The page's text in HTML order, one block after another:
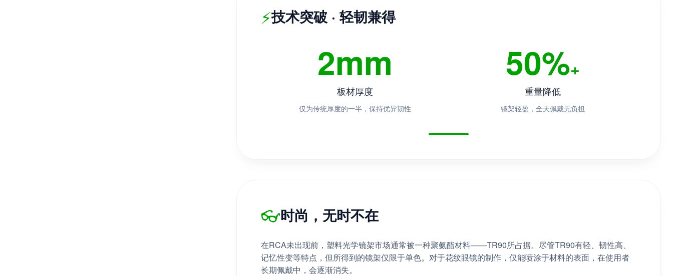
⚡技术突破 · 轻韧兼得
2mm
板材厚度
仅为传统厚度的一半，保持优异韧性
50%+
重量降低
镜架轻盈，全天佩戴无负担
👓时尚，无时不在
在RCA未出现前，塑料光学镜架市场通常被一种聚氨酯材料——TR90所占据。尽管TR90有轻、韧性高、
记忆性变等特点，但所得到的镜架仅限于单色。对于花纹眼镜的制作，仅能喷涂于材料的表面，在使用者
长期佩戴中，会逐渐消失。